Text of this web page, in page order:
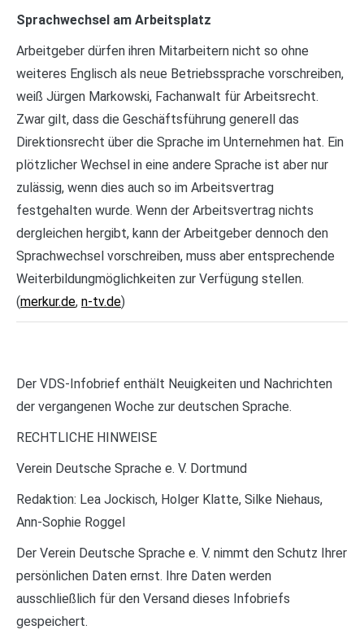
Sprachwechsel am Arbeitsplatz
Arbeitgeber dürfen ihren Mitarbeitern nicht so ohne
weiteres Englisch als neue Betriebssprache vorschreiben,
weiß Jürgen Markowski, Fachanwalt für Arbeitsrecht.
Zwar gilt, dass die Geschäftsführung generell das
Direktionsrecht über die Sprache im Unternehmen hat. Ein
plötzlicher Wechsel in eine andere Sprache ist aber nur
zulässig, wenn dies auch so im Arbeitsvertrag
festgehalten wurde. Wenn der Arbeitsvertrag nichts
dergleichen hergibt, kann der Arbeitgeber dennoch den
Sprachwechsel vorschreiben, muss aber entsprechende
Weiterbildungmöglichkeiten zur Verfügung stellen.
(merkur.de, n-tv.de)
Der VDS-Infobrief enthält Neuigkeiten und Nachrichten
der vergangenen Woche zur deutschen Sprache.
RECHTLICHE HINWEISE
Verein Deutsche Sprache e. V. Dortmund
Redaktion: Lea Jockisch, Holger Klatte, Silke Niehaus,
Ann-Sophie Roggel
Der Verein Deutsche Sprache e. V. nimmt den Schutz Ihrer
persönlichen Daten ernst. Ihre Daten werden
ausschließlich für den Versand dieses Infobriefs
gespeichert.